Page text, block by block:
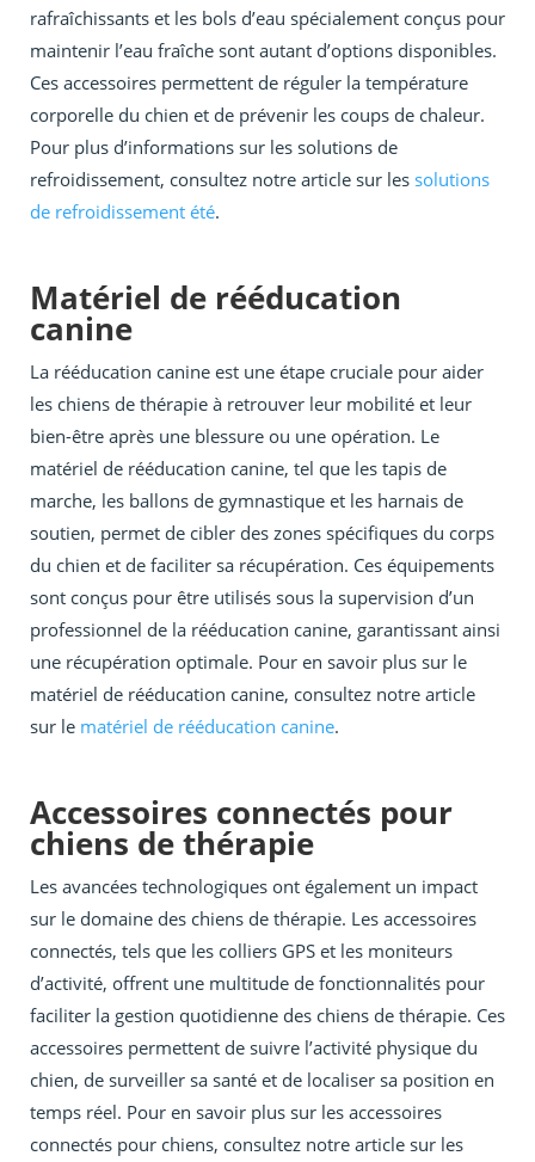
rafraîchissants et les bols d’eau spécialement conçus pour
maintenir l’eau fraîche sont autant d’options disponibles.
Ces accessoires permettent de réguler la température
corporelle du chien et de prévenir les coups de chaleur.
Pour plus d’informations sur les solutions de
refroidissement, consultez notre article sur les solutions
de refroidissement été.
Matériel de rééducation
canine
La rééducation canine est une étape cruciale pour aider
les chiens de thérapie à retrouver leur mobilité et leur
bien-être après une blessure ou une opération. Le
matériel de rééducation canine, tel que les tapis de
marche, les ballons de gymnastique et les harnais de
soutien, permet de cibler des zones spécifiques du corps
du chien et de faciliter sa récupération. Ces équipements
sont conçus pour être utilisés sous la supervision d’un
professionnel de la rééducation canine, garantissant ainsi
une récupération optimale. Pour en savoir plus sur le
matériel de rééducation canine, consultez notre article
sur le matériel de rééducation canine.
Accessoires connectés pour
chiens de thérapie
Les avancées technologiques ont également un impact
sur le domaine des chiens de thérapie. Les accessoires
connectés, tels que les colliers GPS et les moniteurs
d’activité, offrent une multitude de fonctionnalités pour
faciliter la gestion quotidienne des chiens de thérapie. Ces
accessoires permettent de suivre l’activité physique du
chien, de surveiller sa santé et de localiser sa position en
temps réel. Pour en savoir plus sur les accessoires
connectés pour chiens, consultez notre article sur les